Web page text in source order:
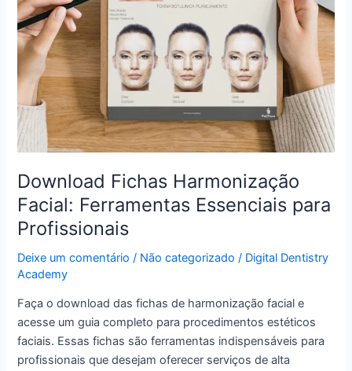
Download Fichas Harmonização
Facial: Ferramentas Essenciais para
Profissionais
Deixe um comentário / Não categorizado / Digital Dentistry
Academy
Faça o download das fichas de harmonização facial e
acesse um guia completo para procedimentos estéticos
faciais. Essas fichas são ferramentas indispensáveis para
profissionais que desejam oferecer serviços de alta